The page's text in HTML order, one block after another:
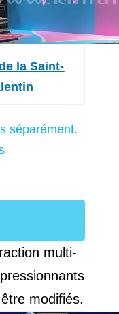
la Saint-
séparément.
multi-
modifiés.